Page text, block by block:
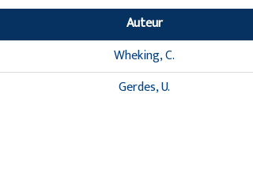
Auteur
Wheking, C.
Gerdes, U.